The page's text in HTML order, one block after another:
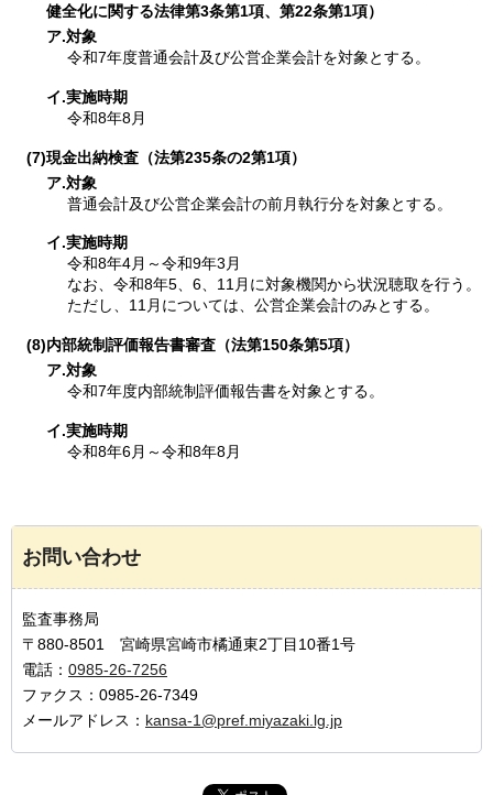
健全化に関する法律第3条第1項、第22条第1項）
ア.対象
令和7年度普通会計及び公営企業会計を対象とする。
イ.実施時期
令和8年8月
(7)現金出納検査（法第235条の2第1項）
ア.対象
普通会計及び公営企業会計の前月執行分を対象とする。
イ.実施時期
令和8年4月～令和9年3月
なお、令和8年5、6、11月に対象機関から状況聴取を行う。
ただし、11月については、公営企業会計のみとする。
(8)内部統制評価報告書審査（法第150条第5項）
ア.対象
令和7年度内部統制評価報告書を対象とする。
イ.実施時期
令和8年6月～令和8年8月
お問い合わせ
監査事務局
〒880-8501 宮崎県宮崎市橘通東2丁目10番1号
電話： 0985-26-7256
ファクス：0985-26-7349
メールアドレス： kansa-1@pref.miyazaki.lg.jp